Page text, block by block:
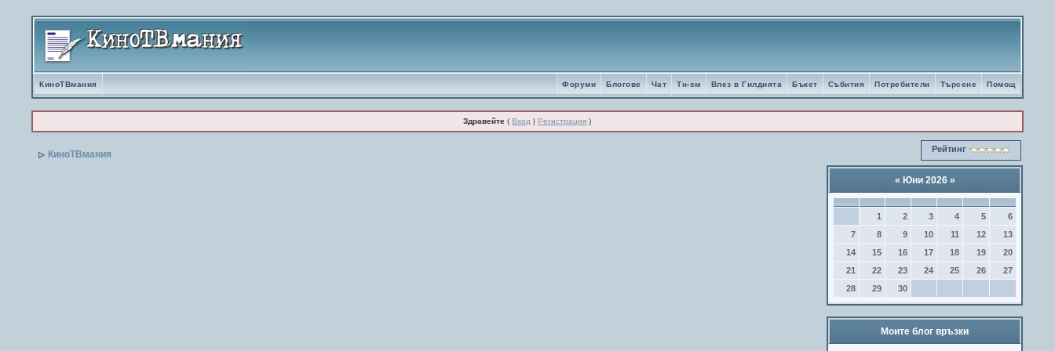
КиноТВмания Помощ
Търсене
Потребители
Събития
Бъкет
Влез в Гилдията
Tн-sм
Чат
Блогове
Форуми
Здравейте (Вход |Регистрация )
КиноТВмания Рейтинг
« Юни 2026 »
1 2 3 4 5
6
7
8 9 10 11 12
13
14
15 16 17 18 19
20
21
22 23 24 25 26
27
28
29 30
Моите блог връзки